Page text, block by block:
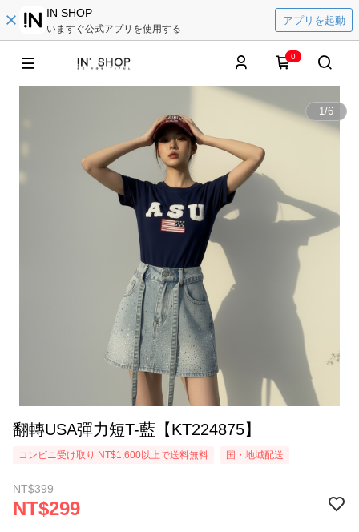
IN SHOP
いますぐ公式アプリを使用する
アプリを起動
0
1/6
翻轉USA彈力短T-藍【KT224875】
コンビニ受け取り NT$1,600以上で送料無料 国・地域配送
NT$399
NT$299